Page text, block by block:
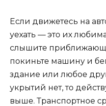
Если движетесь на
уехать — это их
слышите
покиньте машину и
здание или любое
укрытий нет, то
выше. Транспортное